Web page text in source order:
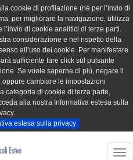
cookie di profilazione (né per l’invio di
per migliorare la navigazione, utilizza
di cookie analitici di terze parti.
considerazione e nel rispetto della
all’uso dei cookie. Per manifestare
sufficiente fare click sul pulsante
Se vuole saperne di più, negare il
cambiare le impostazioni
categoria di cookie di terza parte,
alla nostra Informativa estesa sulla
estesa sulla privacy